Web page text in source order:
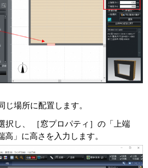
じ場所に配置します。
択し、 ［窓プロパティ］の「上端
高」に高さを入力します。